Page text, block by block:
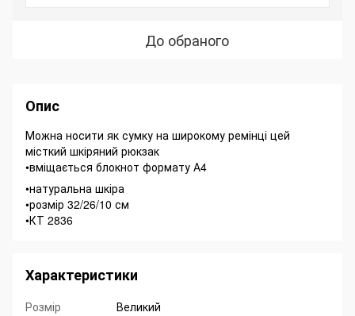
До обраного
Опис
Можна носити як сумку на широкому ремінці цей
місткий шкіряний рюкзак
•вміщається блокнот формату А4
•натуральна шкіра
•розмір 32/26/10 см
•КТ 2836
Характеристики
Розмір
Великий